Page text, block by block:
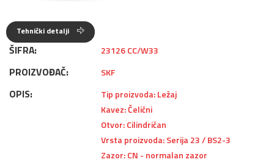
Tehnički detalji
ŠIFRA: 23126 CC/W33
PROIZVOĐAČ: SKF
OPIS:
Tip proizvoda: Ležaj
Kavez: Čelični
Otvor: Cilindričan
Vrsta proizvoda: Serija 23 / BS2-3
Zazor: CN - normalan zazor